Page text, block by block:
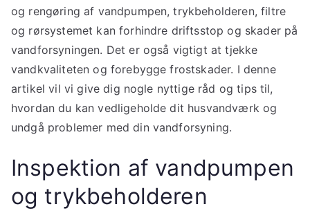
og rengøring af vandpumpen, trykbeholderen, filtre
og rørsystemet kan forhindre driftsstop og skader på
vandforsyningen. Det er også vigtigt at tjekke
vandkvaliteten og forebygge frostskader. I denne
artikel vil vi give dig nogle nyttige råd og tips til,
hvordan du kan vedligeholde dit husvandværk og
undgå problemer med din vandforsyning.
Inspektion af vandpumpen
og trykbeholderen